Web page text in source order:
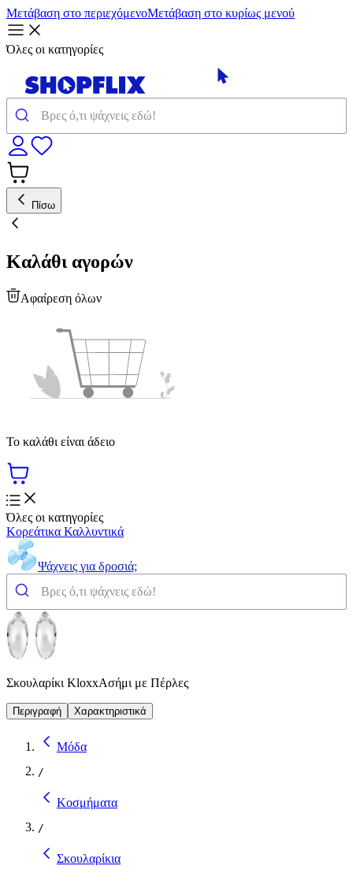
Μετάβαση στο περιεχόμενοΜετάβαση στο κυρίως μενού
Όλες οι κατηγορίες
Πίσω
Καλάθι αγορών
Αφαίρεση όλων
Το καλάθι είναι άδειο
Όλες οι κατηγορίες
Κορεάτικα Καλλυντικά
Ψάχνεις για δροσιά;
Σκουλαρίκι KloxxΑσήμι με Πέρλες
Περιγραφή Χαρακτηριστικά
Μόδα
/
Κοσμήματα
/
Σκουλαρίκια